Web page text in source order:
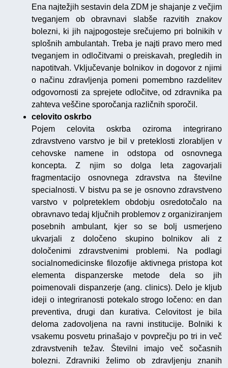
Ena najtežjih sestavin dela ZDM je shajanje z večjim
tveganjem ob obravnavi slabše razvitih znakov
bolezni, ki jih najpogosteje srečujemo pri bolnikih v
splošnih ambulantah. Treba je najti pravo mero med
tveganjem in odločitvami o preiskavah, pregledih in
napotitvah. Vključevanje bolnikov in dogovor z njimi
o načinu zdravljenja pomeni pomembno razdelitev
odgovornosti za sprejete odločitve, od zdravnika pa
zahteva veščine sporočanja različnih sporočil.
celovito oskrbo
Pojem celovita oskrba oziroma integrirano
zdravstveno varstvo je bil v preteklosti zlorabljen v
cehovske namene in odstopa od osnovnega
koncepta. Z njim so dolga leta zagovarjali
fragmentacijo osnovnega zdravstva na številne
specialnosti. V bistvu pa se je osnovno zdravstveno
varstvo v polpreteklem obdobju osredotočalo na
obravnavo tedaj ključnih problemov z organiziranjem
posebnih ambulant, kjer so se bolj usmerjeno
ukvarjali z določeno skupino bolnikov ali z
določenimi zdravstvenimi problemi. Na podlagi
socialnomedicinske filozofije aktivnega pristopa kot
elementa dispanzerske metode dela so jih
poimenovali dispanzerje (ang. clinics). Delo je kljub
ideji o integriranosti potekalo strogo ločeno: en dan
preventiva, drugi dan kurativa. Celovitost je bila
deloma zadovoljena na ravni institucije. Bolniki k
vsakemu posvetu prinašajo v povprečju po tri in več
zdravstvenih težav. Številni imajo več sočasnih
bolezni. Zdravniki želimo ob zdravljenju znanih